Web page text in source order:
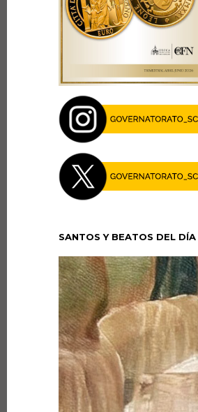
SANTOS Y BEATOS DEL DÍA